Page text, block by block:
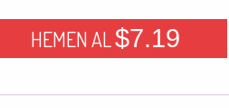
HEMEN AL$7.19